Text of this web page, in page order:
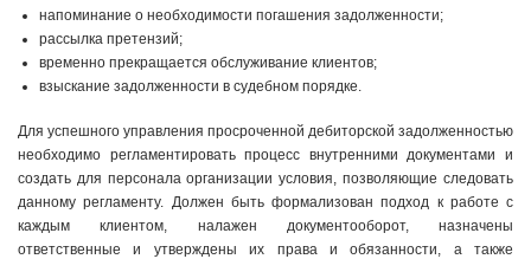
напоминание о необходимости погашения задолженности;
рассылка претензий;
временно прекращается обслуживание клиентов;
взыскание задолженности в судебном порядке.
Для успешного управления просроченной дебиторской задолженностью
необходимо регламентировать процесс внутренними документами и
создать для персонала организации условия, позволяющие следовать
данному регламенту. Должен быть формализован подход к работе с
каждым клиентом, налажен документооборот, назначены
ответственные и утверждены их права и обязанности, а также